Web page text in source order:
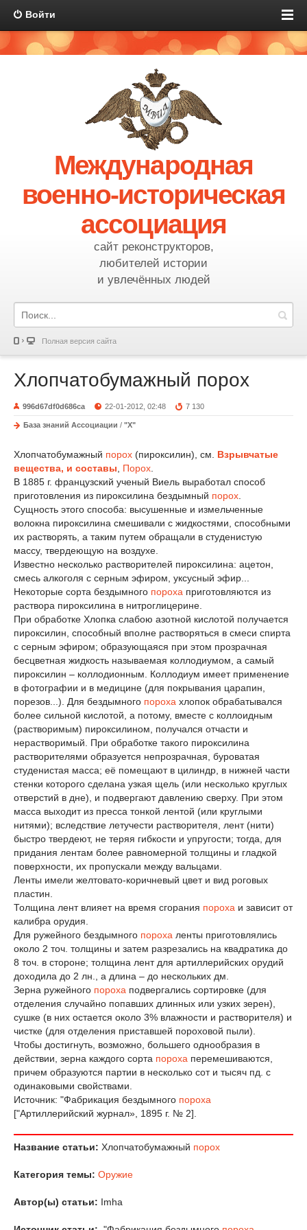
Войти
Международная
военно-историческая
ассоциация
сайт реконструкторов,
любителей истории
и увлечённых людей
Полная версия сайта
Хлопчатобумажный порох
996d67df0d686ca 22-01-2012, 02:48 7 130
База знаний Ассоциации / "Х"
Хлопчатобумажный порох (пироксилин), см. Взрывчатые
вещества, и составы
Порох
В 1885 г. французский ученый Виель выработал способ
приготовления из пироксилина бездымный порох
Сущность этого способа: высушенные и измельченные
волокна пироксилина смешивали с жидкостями, способными
их растворять, а таким путем обращали в студенистую
массу, твердеющую на воздухе.
Известно несколько растворителей пироксилина: ацетон,
смесь алкоголя с серным эфиром, уксусный эфир...
Некоторые сорта бездымного пороха приготовляются из
раствора пироксилина в нитроглицерине.
При обработке Хлопка слабою азотной кислотой получается
пироксилин, способный вполне растворяться в смеси спирта
с серным эфиром; образующаяся при этом прозрачная
бесцветная жидкость называемая коллодиумом, а самый
пироксилин – коллодионным. Коллодиум имеет применение
в фотографии и в медицине (для покрывания царапин,
порезов...). Для бездымного пороха хлопок обрабатывался
более сильной кислотой, а потому, вместе с коллоидным
(растворимым) пироксилином, получался отчасти и
нерастворимый. При обработке такого пироксилина
растворителями образуется непрозрачная, буроватая
студенистая масса; её помещают в цилиндр, в нижней части
стенки которого сделана узкая щель (или несколько круглых
отверстий в дне), и подвергают давлению сверху. При этом
масса выходит из пресса тонкой лентой (или круглыми
нитями); вследствие летучести растворителя, лент (нити)
быстро твердеют, не теряя гибкости и упругости; тогда, для
придания лентам более равномерной толщины и гладкой
поверхности, их пропускали между вальцами.
Ленты имели желтовато-коричневый цвет и вид роговых
пластин.
Толщина лент влияет на время сгорания пороха и зависит от
калибра орудия.
Для ружейного бездымного пороха ленты приготовлялись
около 2 точ. толщины и затем разрезались на квадратика до
8 точ. в стороне; толщина лент для артиллерийских орудий
доходила до 2 лн., а длина – до нескольких дм.
Зерна ружейного пороха подвергались сортировке (для
отделения случайно попавших длинных или узких зерен),
сушке (в них остается около 3% влажности и растворителя) и
чистке (для отделения приставшей пороховой пыли).
Чтобы достигнуть, возможно, большего однообразия в
действии, зерна каждого сорта пороха перемешиваются,
причем образуются партии в несколько сот и тысяч пд. с
одинаковыми свойствами.
Источник: "Фабрикация бездымного пороха
["Артиллерийский журнал», 1895 г. № 2].
Название статьи: Хлопчатобумажный порох
Категория темы: Оружие
Автор(ы) статьи: Imha